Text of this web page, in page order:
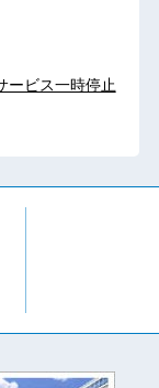
ービス一時停止